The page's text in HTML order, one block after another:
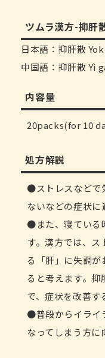
ツムラ漢方-抑肝
日本語：抑肝散
中国語：抑肝散 Yì
内容量
20packs(for 10
処方解説
ストレスなど
ないなどの症状に
また、寝てい
す。漢方では、
る「肝」に失調が
ると考えます。抑
で、症状を改善す
普段からイライ
なってしまう方に